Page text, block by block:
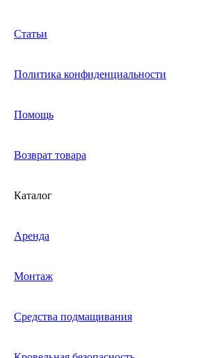
Статьи
Политика конфиденциальности
Помощь
Возврат товара
Каталог
Аренда
Монтаж
Средства подмащивания